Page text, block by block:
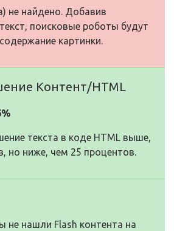
не найдено. Добавив
поисковые роботы будут
картинки.
Контент/HTML
текста в коде HTML выше,
но ниже, чем 25 процентов.
не нашли Flash контента на